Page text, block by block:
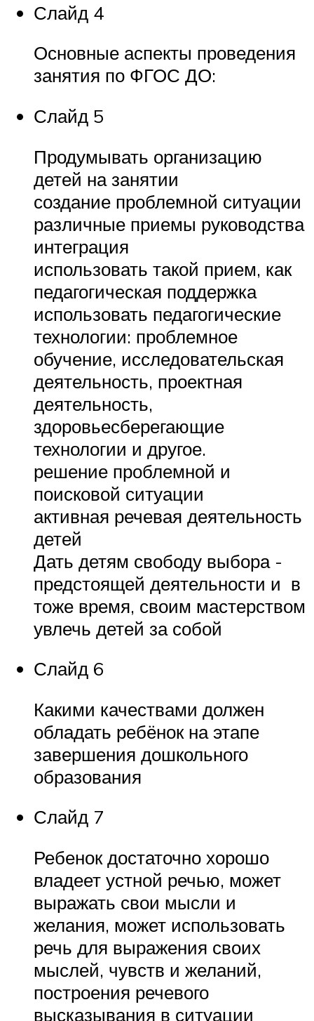
Слайд 4
Основные аспекты проведения
занятия по ФГОС ДО:
Слайд 5
Продумывать организацию
детей на занятии
создание проблемной ситуации
различные приемы руководства
интеграция
использовать такой прием, как
педагогическая поддержка
использовать педагогические
технологии: проблемное
обучение, исследовательская
деятельность, проектная
деятельность,
здоровьесберегающие
технологии и другое.
решение проблемной и
поисковой ситуации
активная речевая деятельность
детей
Дать детям свободу выбора ­
предстоящей деятельности и ­ в
тоже время, ­­своим мастерством
увлечь детей за собой
Слайд 6
Какими качествами должен
обладать ребёнок на этапе
завершения дошкольного
образования
Слайд 7
Ребенок достаточно хорошо
владеет устной речью, может
выражать свои мысли и
желания, может использовать
речь для выражения своих
мыслей, чувств и желаний,
построения речевого
высказывания в ситуации